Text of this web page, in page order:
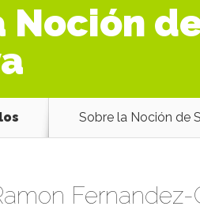
Sobre la Noción de
Fernandez-